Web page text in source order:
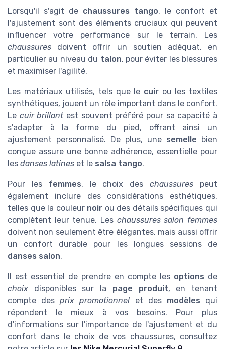
Lorsqu'il s'agit de chaussures tango, le confort et
l'ajustement sont des éléments cruciaux qui peuvent
influencer votre performance sur le terrain. Les
chaussures doivent offrir un soutien adéquat, en
particulier au niveau du talon, pour éviter les blessures
et maximiser l'agilité.
Les matériaux utilisés, tels que le cuir ou les textiles
synthétiques, jouent un rôle important dans le confort.
Le cuir brillantest souvent préféré pour sa capacité à
s'adapter à la forme du pied, offrant ainsi un
ajustement personnalisé. De plus, une semelle bien
conçue assure une bonne adhérence, essentielle pour
les danses latines et le salsa tango.
Pour les femmes, le choix deschaussures peut
également inclure des considérations esthétiques,
telles que la couleur noir ou des détails spécifiques qui
complètent leur tenue. Les chaussures salon femmes
doivent non seulement être élégantes, mais aussi offrir
un confort durable pour les longues sessions de
danses salon.
Il est essentiel de prendre en compte les options de
choix disponibles sur la page produit, en tenant
compte desprix promotionnel et des modèles qui
répondent le mieux à vos besoins. Pour plus
d'informations sur l'importance de l'ajustement et du
confort dans le choix de vos chaussures, consultez